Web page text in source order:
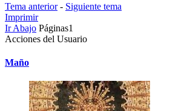
Tema anterior- Siguiente tema
Imprimir
Ir Abajo Páginas1
Acciones del Usuario
Maño